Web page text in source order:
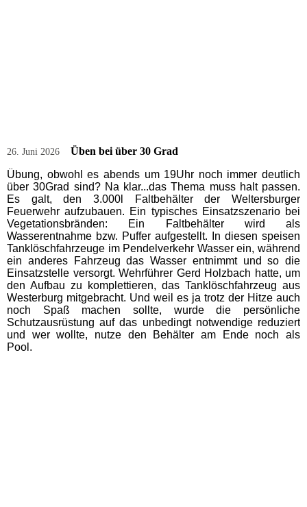
26. Juni 2026
Üben bei über 30 Grad
Übung, obwohl es abends um 19Uhr noch immer deutlich
über 30Grad sind? Na klar...das Thema muss halt passen.
Es galt, den 3.000l Faltbehälter der Weltersburger
Feuerwehr aufzubauen. Ein typisches Einsatzszenario bei
Vegetationsbränden: Ein Faltbehälter wird als
Wasserentnahme bzw. Puffer aufgestellt. In diesen speisen
Tanklöschfahrzeuge im Pendelverkehr Wasser ein, während
ein anderes Fahrzeug das Wasser entnimmt und so die
Einsatzstelle versorgt. Wehrführer Gerd Holzbach hatte, um
den Aufbau zu komplettieren, das Tanklöschfahrzeug aus
Westerburg mitgebracht. Und weil es ja trotz der Hitze auch
noch Spaß machen sollte, wurde die persönliche
Schutzausrüstung auf das unbedingt notwendige reduziert
und wer wollte, nutze den Behälter am Ende noch als
Pool.